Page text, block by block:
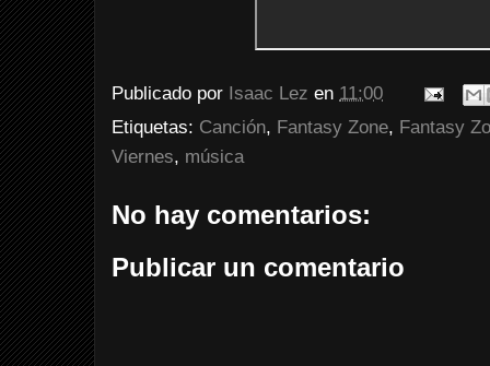
Publicado por Isaac Lez en 11:00
Etiquetas: Canción, Fantasy Zone, Fantasy
Viernes, música
No hay comentarios:
Publicar un comentario